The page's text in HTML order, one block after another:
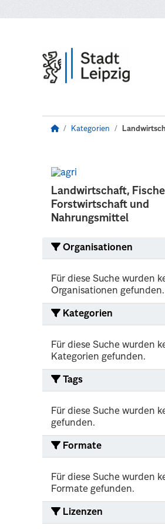
Kategorien
Landwirtschaft,
Forstwirtschaft und
Nahrungsmittel
Organisationen
Für diese Suche wurden
Organisationen gefunden.
Kategorien
Für diese Suche wurden
Kategorien gefunden.
Tags
Für diese Suche wurden
gefunden.
Formate
Für diese Suche wurden
Formate gefunden.
Lizenzen